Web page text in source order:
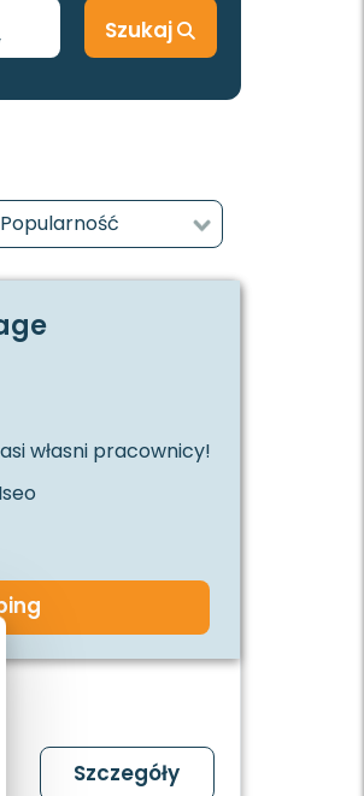
Szukaj
własni pracownicy!
Szczegóły